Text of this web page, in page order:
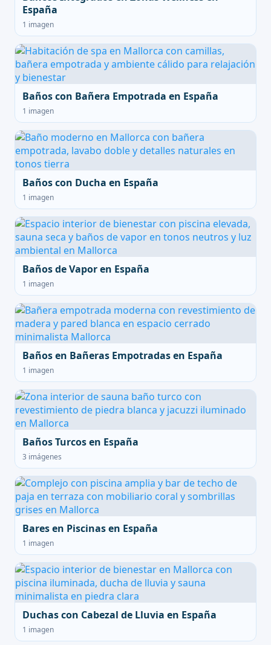
España
1 imagen
Baños con Bañera Empotrada en España
1 imagen
Baños con Ducha en España
1 imagen
Baños de Vapor en España
1 imagen
Baños en Bañeras Empotradas en España
1 imagen
Baños Turcos en España
3 imágenes
Bares en Piscinas en España
1 imagen
Duchas con Cabezal de Lluvia en España
1 imagen